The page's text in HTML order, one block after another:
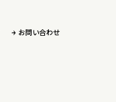
お問い合わせ